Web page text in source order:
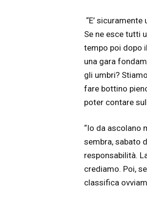
“E’
Se ne esce tutti
tempo poi dopo
una gara
gli umbri?
fare bottino
poter contare
“Io da ascolano
sembra, sabato
responsabilità.
crediamo. Poi,
classifica